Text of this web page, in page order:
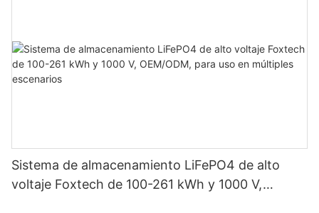
Sistema de almacenamiento LiFePO4 de alto
voltaje Foxtech de 100-261 kWh y 1000 V,